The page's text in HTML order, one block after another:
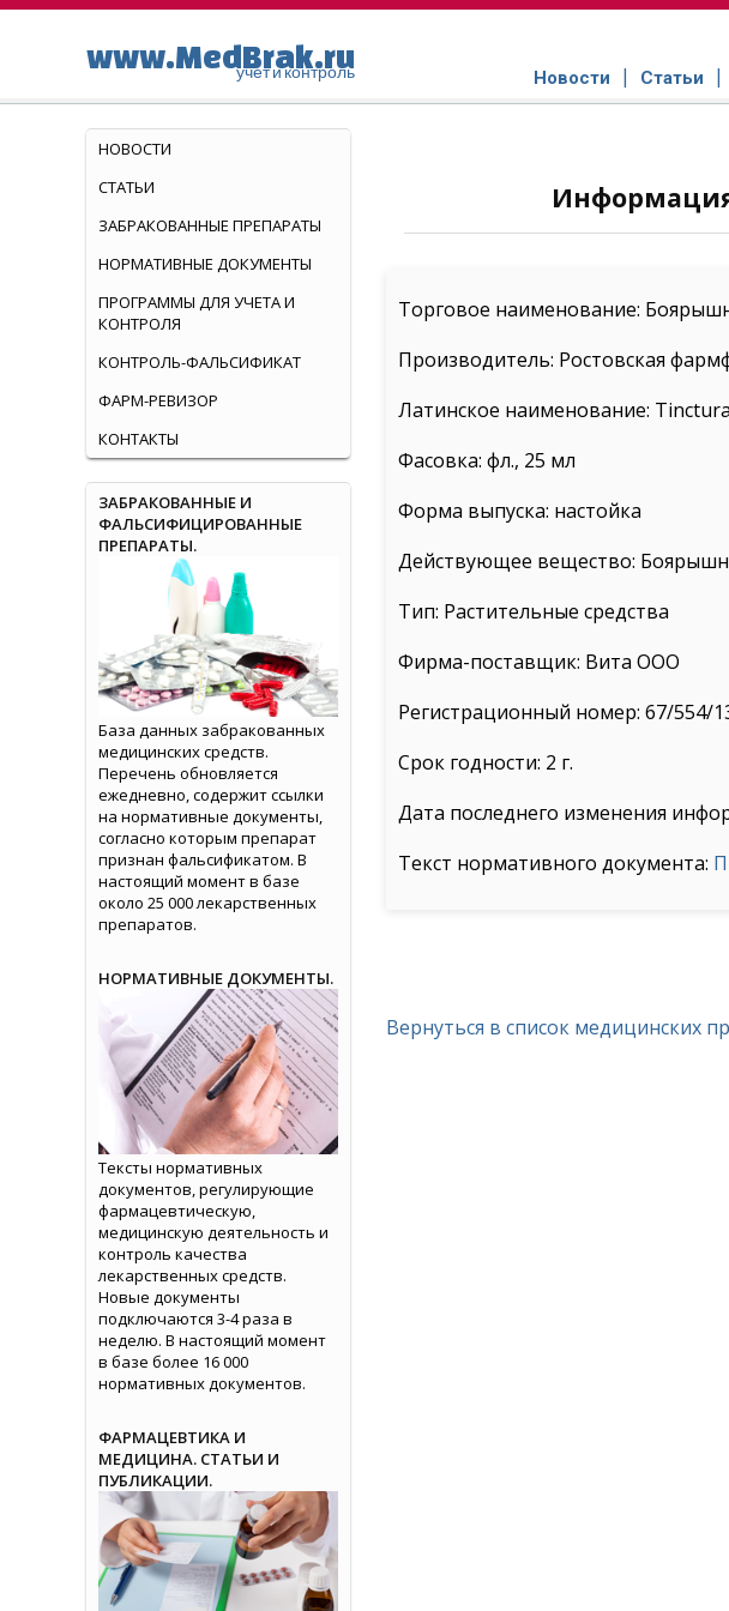
www.MedBrak.ru
учет и контроль Новости Статьи
Торговое наименование:
Производитель: Ростовская
Латинское наименование:
Фасовка: фл., 25 мл
Форма выпуска: настойка
Действующее вещество:
Тип: Растительные средства
Фирма-поставщик: Вита ООО
Регистрационный номер: 67/554/
Срок годности: 2 г.
Дата последнего изменения
Текст нормативного документа:
Вернуться в список медицинских
НОВОСТИ
СТАТЬИ
ЗАБРАКОВАННЫЕ ПРЕПАРАТЫ
НОРМАТИВНЫЕ ДОКУМЕНТЫ
ПРОГРАММЫ ДЛЯ УЧЕТА И
КОНТРОЛЯ
КОНТРОЛЬ-ФАЛЬСИФИКАТ
ФАРМ-РЕВИЗОР
КОНТАКТЫ
ЗАБРАКОВАННЫЕ И
ФАЛЬСИФИЦИРОВАННЫЕ
ПРЕПАРАТЫ.
База данных забракованных
медицинских средств.
Перечень обновляется
ежедневно, содержит ссылки
на нормативные документы,
согласно которым препарат
признан фальсификатом. В
настоящий момент в базе
около 25 000 лекарственных
препаратов.
НОРМАТИВНЫЕ ДОКУМЕНТЫ.
Тексты нормативных
документов, регулирующие
фармацевтическую,
медицинскую деятельность и
контроль качества
лекарственных средств.
Новые документы
подключаются 3-4 раза в
неделю. В настоящий момент
в базе более 16 000
нормативных документов.
ФАРМАЦЕВТИКА И
МЕДИЦИНА. СТАТЬИ И
ПУБЛИКАЦИИ.